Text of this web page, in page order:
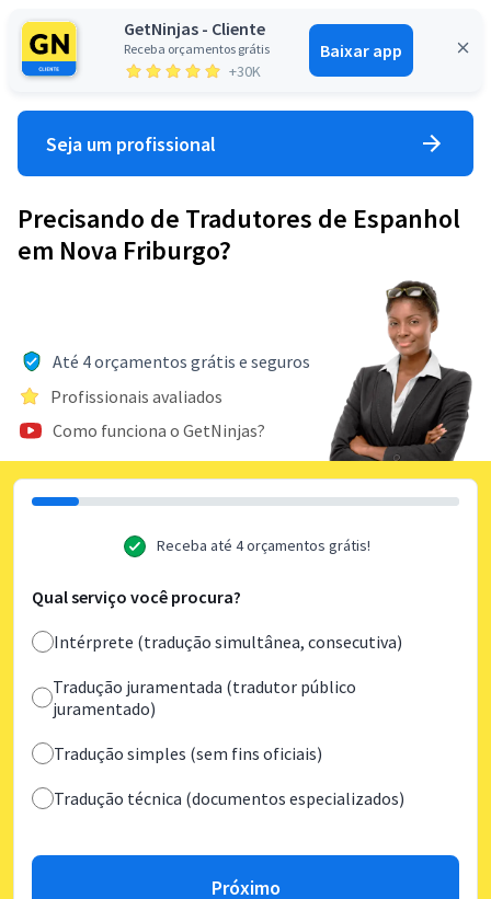
GetNinjas - Cliente
Receba orçamentos grátis
+30K
Baixar app
Entrar
Seja um profissional
Precisando de Tradutores de Espanhol
em Nova Friburgo?
Até 4 orçamentos grátis e seguros
Profissionais avaliados
Como funciona o GetNinjas?
Receba até 4 orçamentos grátis!
Qual serviço você procura?
Intérprete (tradução simultânea, consecutiva)
Tradução juramentada (tradutor público
juramentado)
Tradução simples (sem fins oficiais)
Tradução técnica (documentos especializados)
Próximo